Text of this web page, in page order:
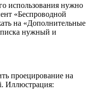
использования нужно
«Беспроводной
на «Дополнительные
нужный и
проецирование на
Иллюстрация: